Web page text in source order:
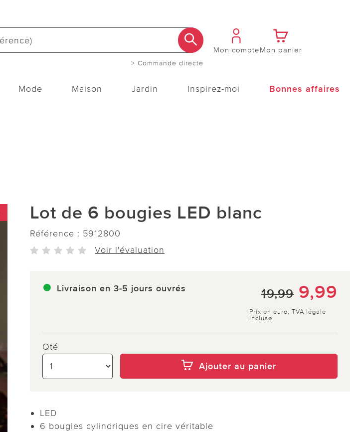
> Commande directe
Mon compteMon panier
Mode Maison Jardin Inspirez-moi Bonnes affaires
Lot de 6 bougies LED blanc
Référence : 5912800
Voir l'évaluation
Livraison en 3-5 jours ouvrés 19,99 9,99
Prix en euro, TVA légale
incluse
Qté
Ajouter au panier
LED
6 bougies cylindriques en cire véritable